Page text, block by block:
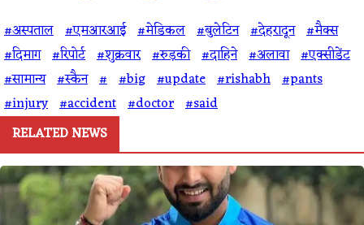
#अस्पताल #एमआरआई #मेडिकल #बुलेटिन #देहरादून #मैक्स
#दिमाग #रिपोर्ट #शुक्रवार #रुड़की #दाहिने #अलावा #एक्सीडेंट
#सामान्य #स्कैन # #big #update #rishabh #pants
#injury #accident #doctor #said
RELATED NEWS